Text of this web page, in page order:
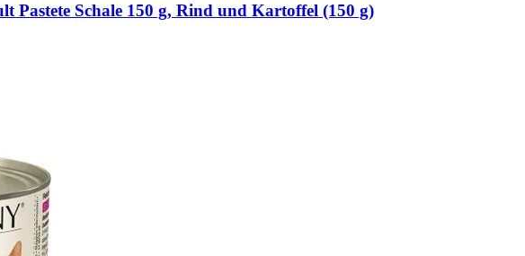
Pastete Schale 150 g, Rind und Kartoffel (150 g)